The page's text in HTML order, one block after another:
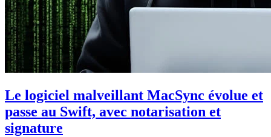
Le logiciel malveillant MacSync évolue et
passe au Swift, avec notarisation et
signature